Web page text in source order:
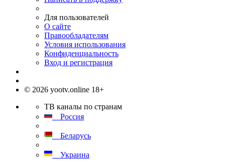
Для пользователей
О сайте
Правообладателям
Условия использования
Конфиденциальность
Вход и регистрация
© 2026 yootv.online 18+
ТВ каналы по странам
Россия
Беларусь
Украина